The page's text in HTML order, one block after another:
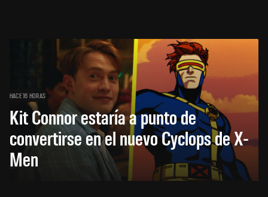
HACE 16 HORAS
Kit Connor estaría a punto de
convertirse en el nuevo Cyclops de X-
Men